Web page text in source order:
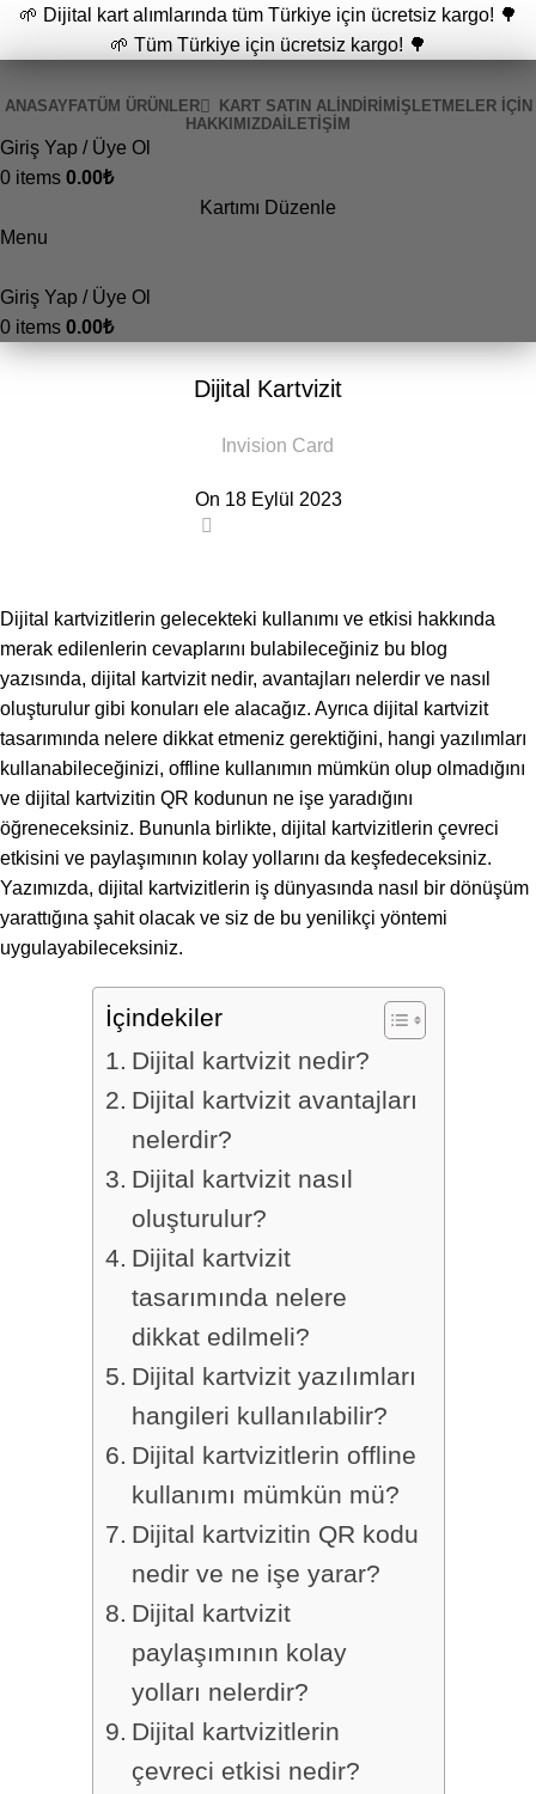
🌱 Dijital kart alımlarında tüm Türkiye için ücretsiz kargo! 🌳
🌱 Tüm Türkiye için ücretsiz kargo! 🌳
ANASAYFATÜM ÜRÜNLER KART SATIN ALİNDİRİM İŞLETMELER İÇIN
HAKKIMIZDA İLETIŞIM
Giriş Yap / Üye Ol
0 items 0.00₺
Kartımı Düzenle
Menu
Giriş Yap / Üye Ol
0 items 0.00₺
Dijital Kartvizit
Invision Card
On 18 Eylül 2023
Dijital kartvizitlerin gelecekteki kullanımı ve etkisi hakkında
merak edilenlerin cevaplarını bulabileceğiniz bu blog
yazısında, dijital kartvizit nedir, avantajları nelerdir ve nasıl
oluşturulur gibi konuları ele alacağız. Ayrıca dijital kartvizit
tasarımında nelere dikkat etmeniz gerektiğini, hangi yazılımları
kullanabileceğinizi, offline kullanımın mümkün olup olmadığını
ve dijital kartvizitin QR kodunun ne işe yaradığını
öğreneceksiniz. Bununla birlikte, dijital kartvizitlerin çevreci
etkisini ve paylaşımının kolay yollarını da keşfedeceksiniz.
Yazımızda, dijital kartvizitlerin iş dünyasında nasıl bir dönüşüm
yarattığına şahit olacak ve siz de bu yenilikçi yöntemi
uygulayabileceksiniz.
İçindekiler
Dijital kartvizit nedir?
Dijital kartvizit avantajları
nelerdir?
Dijital kartvizit nasıl
oluşturulur?
Dijital kartvizit
tasarımında nelere
dikkat edilmeli?
Dijital kartvizit yazılımları
hangileri kullanılabilir?
Dijital kartvizitlerin offline
kullanımı mümkün mü?
Dijital kartvizitin QR kodu
nedir ve ne işe yarar?
Dijital kartvizit
paylaşımının kolay
yolları nelerdir?
Dijital kartvizitlerin
çevreci etkisi nedir?